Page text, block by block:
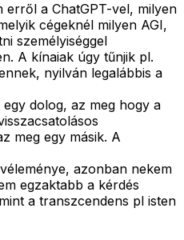
erről a ChatGPT-vel, milyen
cégeknél milyen AGI,
személyiséggel
A kínaiak úgy tűnjik pl.
nyilván legalábbis a
dolog, az meg hogy a
meg egy másik. A
azonban nekem
egzaktabb a kérdés
a transzcendens pl isten